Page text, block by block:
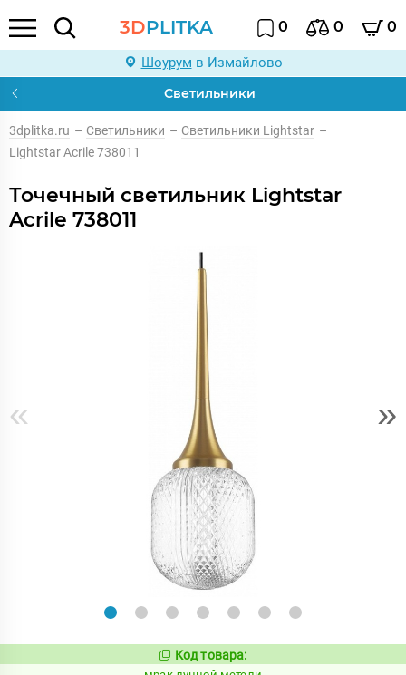
3DPLITKA 0 0 0
Шоурум в Измайлово
Светильники
3dplitka.ru – Светильники – Светильники Lightstar –
Lightstar Acrile 738011
Точечный светильник Lightstar
Acrile 738011
« »
Код:
1053175
Код товара: